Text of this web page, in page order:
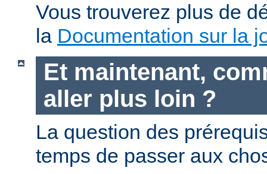
Vous trouverez plus de
la Documentation sur la
Et maintenant,
aller plus loin ?
La question des
temps de passer aux